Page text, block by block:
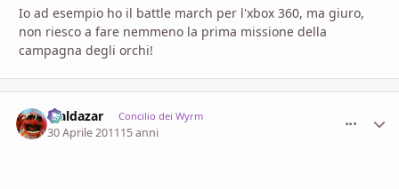
Io ad esempio ho il battle march per l'xbox 360, ma giuro,
non riesco a fare nemmeno la prima missione della
campagna degli orchi!
Maldazar Concilio dei Wyrm
30 Aprile 201115 anni